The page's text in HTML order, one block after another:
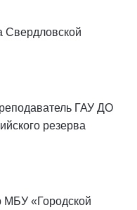
Свердловской
ГАУ ДО
резерва
МБУ «Городской